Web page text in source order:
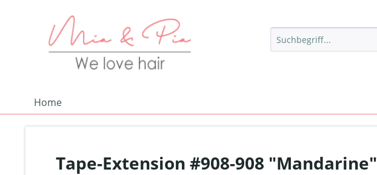
Home
Tape-Extension #908-908 "Mandarine"